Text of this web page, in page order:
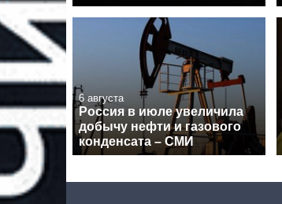
6 августа
Россия в июле увеличила
добычу нефти и газового
конденсата – СМИ